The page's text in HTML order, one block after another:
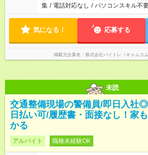
集 / 電話対応なし / パソコンスキル不
気になる！ 応募する
掲載元企業名 株式会社バイトレ（キャムコム
未読
交通整備現場の警備員/即日入社
日払い可/履歴書・面接なし！家
かる
アルバイト 職種未経験OK